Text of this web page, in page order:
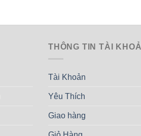
THÔNG TIN TÀI
Tài Khoản
Yêu Thích
Giao hàng